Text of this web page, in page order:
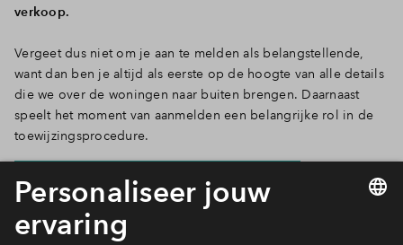
verkoop.
Vergeet dus niet om je aan te melden als belangstellende,
want dan ben je altijd als eerste op de hoogte van alle details
die we over de woningen naar buiten brengen. Daarnaast
speelt het moment van aanmelden een belangrijke rol in de
toewijzingsprocedure.
Lees meer over de toewijzingsprocedure